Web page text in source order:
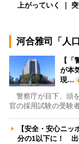
上がっていく ｜
河合雅司「人
【
が本
現…
警察庁が目下、頭
官の採用試験の受験
【安全・安心ニ
分の1以下に！